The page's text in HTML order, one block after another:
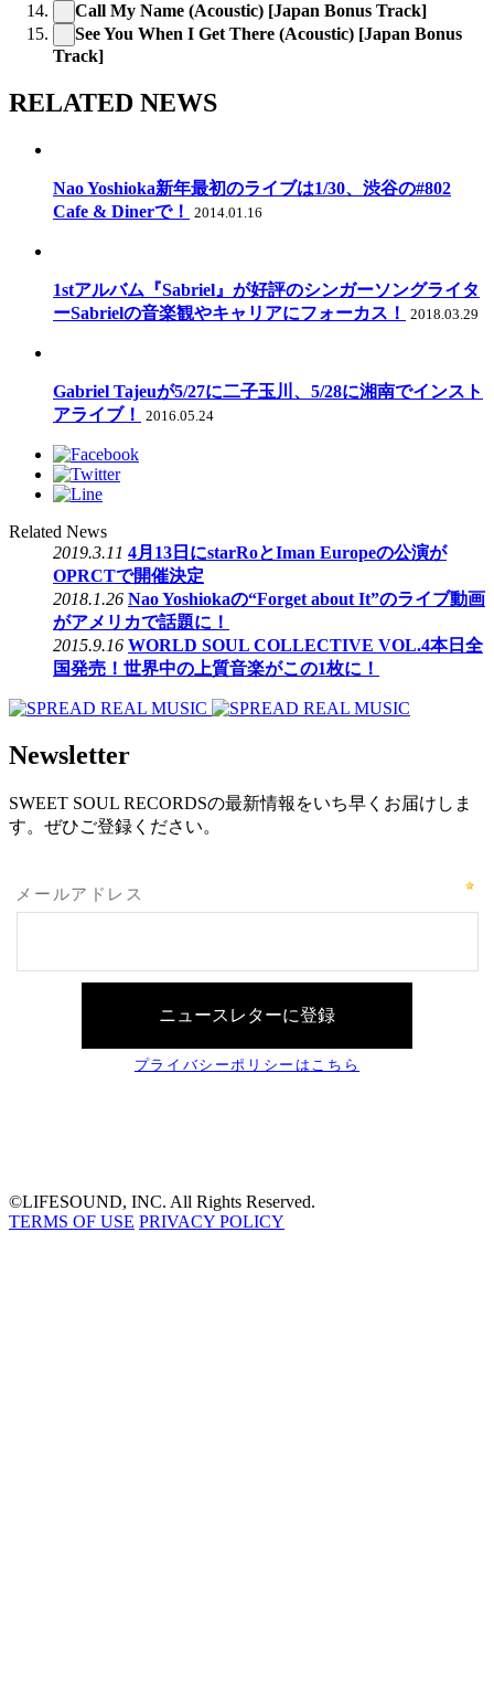
Call My Name (Acoustic) [Japan Bonus Track]
See You When I Get There (Acoustic) [Japan Bonus
Track]
RELATED NEWS
Nao Yoshioka新年最初のライブは1/30、渋谷の#802
Cafe & Dinerで！
2014.01.16
1stアルバム『Sabriel』が好評のシンガーソングライタ
ーSabrielの音楽観やキャリアにフォーカス！
2018.03.29
Gabriel Tajeuが5/27に二子玉川、5/28に湘南でインスト
アライブ！
2016.05.24
Related News
2019.3.11 4月13日にstarRoとIman Europeの公演が
OPRCTで開催決定
2018.1.26 Nao Yoshiokaの“Forget about It”のライブ動画
がアメリカで話題に！
2015.9.16 WORLD SOUL COLLECTIVE VOL.4本日全
国発売！世界中の上質音楽がこの1枚に！
Newsletter
SWEET SOUL RECORDSの最新情報をいち早くお届けしま
す。ぜひご登録ください。
©LIFESOUND, INC. All Rights Reserved.
TERMS OF USE PRIVACY POLICY